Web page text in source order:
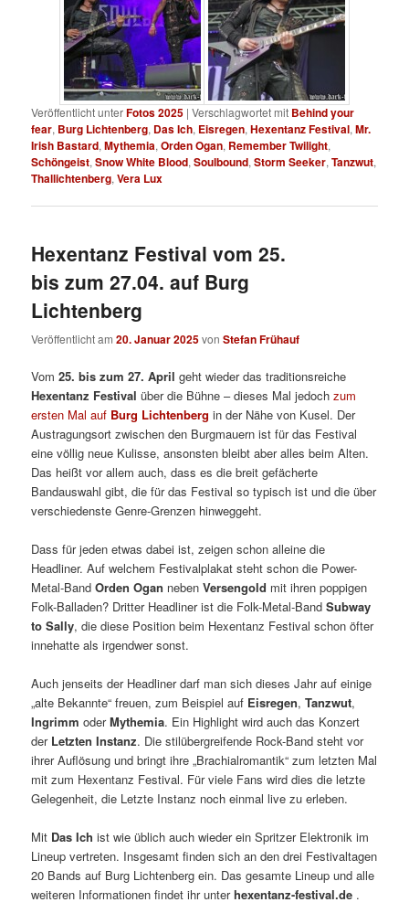
Veröffentlicht unterFotos 2025 |Verschlagwortet mit Behind your
fear, Burg Lichtenberg, Das Ich, Eisregen,Hexentanz Festival,Mr.
Irish Bastard,Mythemia,Orden Ogan, Remember Twilight,
Schöngeist,Snow White Blood,Soulbound,Storm Seeker,Tanzwut,
Thallichtenberg,Vera Lux
Hexentanz Festival vom 25.
bis zum 27.04. auf Burg
Lichtenberg
Veröffentlicht am20. Januar 2025vonStefan Frühauf
Vom25. bis zum 27. April geht wieder das traditionsreiche
Hexentanz Festival über die Bühne – dieses Mal jedochzum
ersten Mal auf Burg Lichtenberg in der Nähe von Kusel. Der
Austragungsort zwischen den Burgmauern ist für das Festival
eine völlig neue Kulisse, ansonsten bleibt aber alles beim Alten.
Das heißt vor allem auch, dass es die breit gefächerte
Bandauswahl gibt, die für das Festival so typisch ist und die über
verschiedenste Genre-Grenzen hinweggeht.
Dass für jeden etwas dabei ist, zeigen schon alleine die
Headliner. Auf welchem Festivalplakat steht schon die Power-
Metal-BandOrden Ogan nebenVersengold mit ihren poppigen
Folk-Balladen? Dritter Headliner ist die Folk-Metal-BandSubway
to Sally, die diese Position beim Hexentanz Festival schon öfter
innehatte als irgendwer sonst.
Auch jenseits der Headliner darf man sich dieses Jahr auf einige
„alte Bekannte“ freuen, zum Beispiel auf Eisregen,Tanzwut,
Ingrimm oderMythemia. Ein Highlight wird auch das Konzert
der Letzten Instanz. Die stilübergreifende Rock-Band steht vor
ihrer Auflösung und bringt ihre „Brachialromantik“ zum letzten Mal
mit zum Hexentanz Festival. Für viele Fans wird dies die letzte
Gelegenheit, die Letzte Instanz noch einmal live zu erleben.
Mit Das Ich ist wie üblich auch wieder ein Spritzer Elektronik im
Lineup vertreten. Insgesamt finden sich an den drei Festivaltagen
20 Bands auf Burg Lichtenberg ein. Das gesamte Lineup und alle
weiteren Informationen findet ihr unterhexentanz-festival.de .